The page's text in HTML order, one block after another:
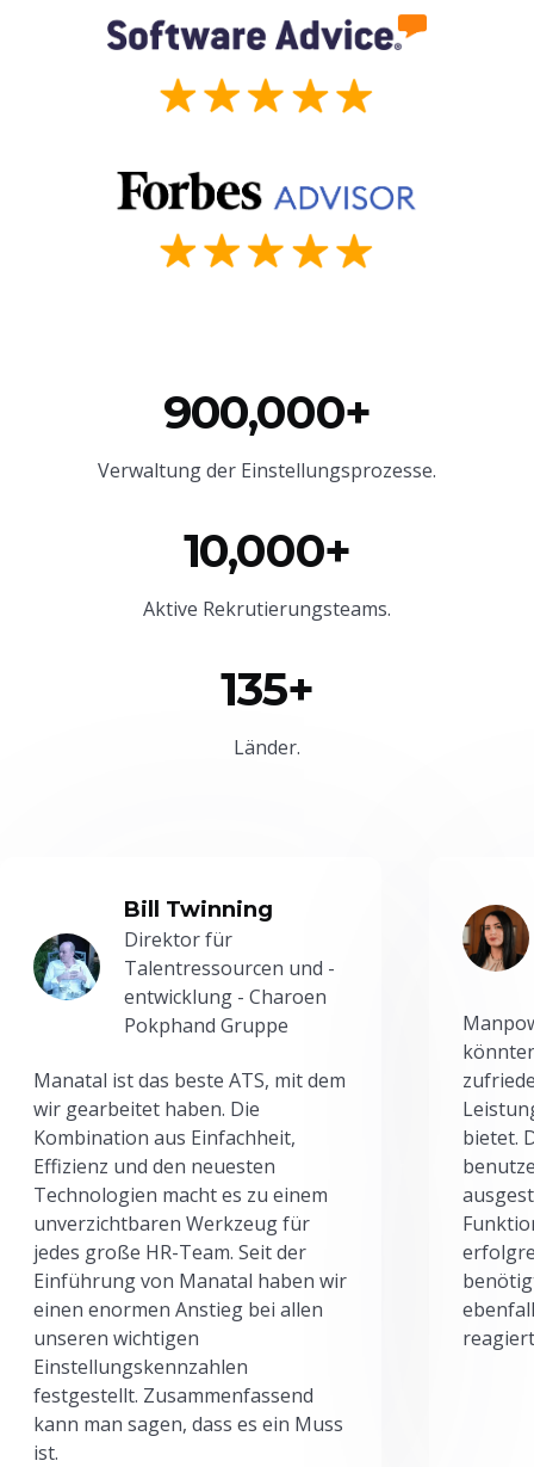
900,000+
Verwaltung der Einstellungsprozesse.
10,000+
Aktive Rekrutierungsteams.
135+
Länder.
Bill Twinning
Direktor für
Talentressourcen und -
entwicklung - Charoen
Pokphand Gruppe
Manatal ist das beste ATS, mit dem
wir gearbeitet haben. Die
Kombination aus Einfachheit,
Effizienz und den neuesten
Technologien macht es zu einem
unverzichtbaren Werkzeug für
jedes große HR-Team. Seit der
Einführung von Manatal haben wir
einen enormen Anstieg bei allen
unseren wichtigen
Einstellungskennzahlen
festgestellt. Zusammenfassend
kann man sagen, dass es ein Muss
ist.
bietet.